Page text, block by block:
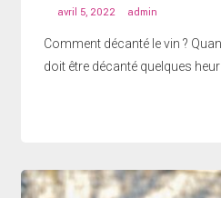
avril 5, 2022 admin
Comment décanté le vin ?
doit être décanté quelques